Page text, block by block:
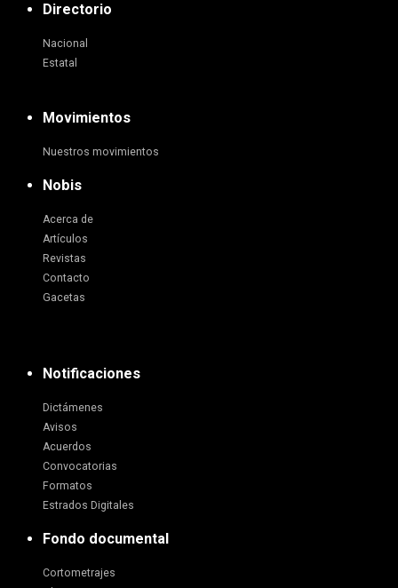
Directorio
Nacional
Estatal
Movimientos
Nuestros movimientos
Nobis
Acerca de
Artículos
Revistas
Contacto
Gacetas
Notificaciones
Dictámenes
Avisos
Acuerdos
Convocatorias
Formatos
Estrados Digitales
Fondo documental
Cortometrajes